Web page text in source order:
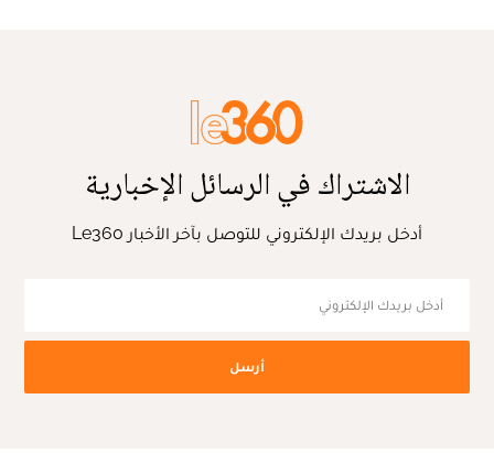
الاشتراك في الرسائل الإخبارية
أدخل بريدك الإلكتروني للتوصل بآخر الأخبار Le360
أرسل